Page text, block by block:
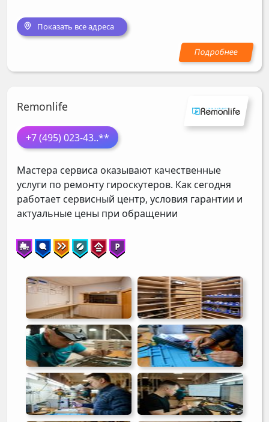
Показать все адреса
Remonlife
+7 (495) 023-43..**
Мастера сервиса оказывают качественные
услуги по ремонту гироскутеров. Как сегодня
работает сервисный центр, условия гарантии и
актуальные цены при обращении